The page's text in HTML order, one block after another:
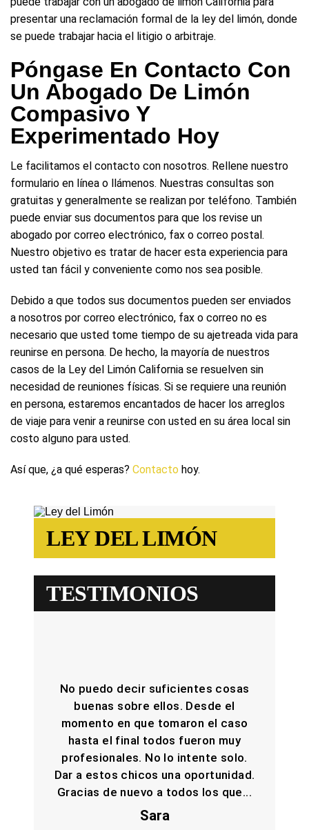
presentar una reclamación formal de la ley del limón, donde
se puede trabajar hacia el litigio o arbitraje.
Póngase En Contacto Con
Un Abogado De Limón
Compasivo Y
Experimentado Hoy
Le facilitamos el contacto con nosotros. Rellene nuestro
formulario en línea o llámenos. Nuestras consultas son
gratuitas y generalmente se realizan por teléfono. También
puede enviar sus documentos para que los revise un
abogado por correo electrónico, fax o correo postal.
Nuestro objetivo es tratar de hacer esta experiencia para
usted tan fácil y conveniente como nos sea posible.
Debido a que todos sus documentos pueden ser enviados
a nosotros por correo electrónico, fax o correo no es
necesario que usted tome tiempo de su ajetreada vida para
reunirse en persona. De hecho, la mayoría de nuestros
casos de la Ley del Limón California se resuelven sin
necesidad de reuniones físicas. Si se requiere una reunión
en persona, estaremos encantados de hacer los arreglos
de viaje para venir a reunirse con usted en su área local sin
costo alguno para usted.
Así que, ¿a qué esperas? Contacto hoy.
LEY DEL LIMÓN
TESTIMONIOS
No puedo decir suficientes cosas
buenas sobre ellos. Desde el
momento en que tomaron el caso
hasta el final todos fueron muy
profesionales. No lo intente solo.
Dar a estos chicos una oportunidad.
Gracias de nuevo a todos los que...
Sara